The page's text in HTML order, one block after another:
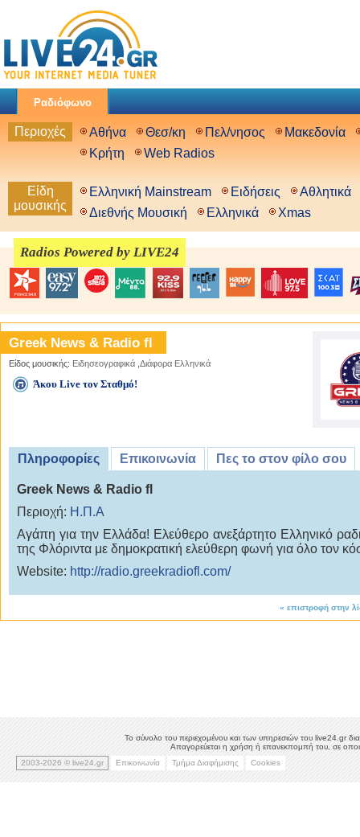
Ραδιόφωνο
Περιοχές Αθήνα Θεσ/κη Πελ/νησος
Μακεδονία
Κρήτη
Web Radios
Είδη
μουσικής
Ελληνική Mainstream Ειδήσεις
Αθλητικά
Διεθνής Μουσική
Ελληνικά Xmas
Radios Powered by LIVE24
Greek News & Radio fl
Είδος μουσικής: Ειδησεογραφικά Διάφορα Ελληνικά
Άκου Live τον Σταθμό!
Πληροφορίες Επικοινωνία Πες το στον φίλο σου
Greek News & Radio fl
Περιοχή: Η.Π.Α
Αγάπη για την Ελλάδα! Ελεύθερο ανεξάρτητο Ελληνικό
της Φλόριντα με δημοκρατική ελεύθερη φωνή για όλο τον
Website: http://radio.greekradiofl.com/
« επιστροφή στην
Το σύνολο του περιεχομένου και των υπηρεσιών του live24.gr
Απαγορεύεται η χρήση ή επανεκπομπή του, σε
2003-2026 © live24.gr
Επικοινωνία Τμήμα Διαφήμισης Cookies